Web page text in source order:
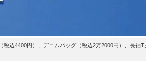
込4400円）、デニムバッグ（税込2万2000円）、長袖T